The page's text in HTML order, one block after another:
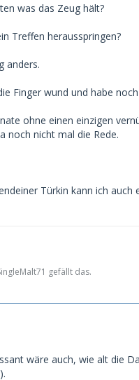
was das Zeug hält?
Treffen herausspringen?
anders.
Finger wund und habe
ohne einen einzigen
noch nicht mal die Rede.
Türkin kann ich auch
gefällt das.
wäre auch, wie alt die